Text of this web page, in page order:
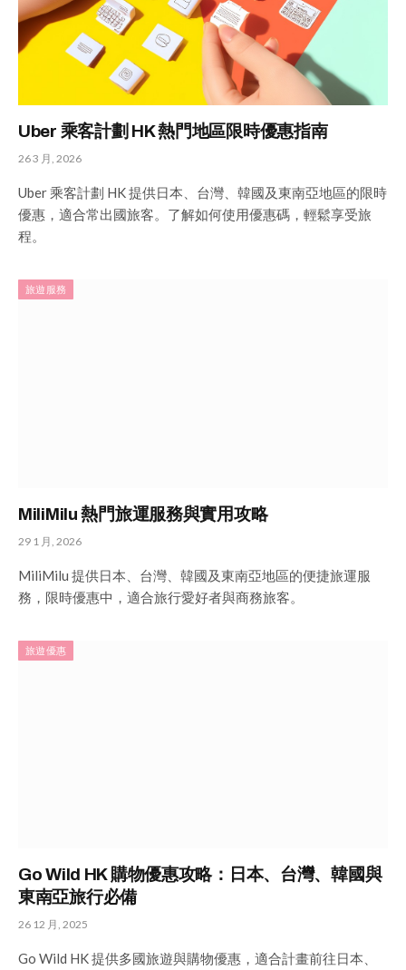
Uber 乘客計劃 HK 熱門地區限時優惠指南
26 3 月, 2026
Uber 乘客計劃 HK 提供日本、台灣、韓國及東南亞地區的限時
優惠，適合常出國旅客。了解如何使用優惠碼，輕鬆享受旅
程。
旅遊服務
MiliMilu 熱門旅運服務與實用攻略
29 1 月, 2026
MiliMilu 提供日本、台灣、韓國及東南亞地區的便捷旅運服
務，限時優惠中，適合旅行愛好者與商務旅客。
旅遊優惠
Go Wild HK 購物優惠攻略：日本、台灣、韓國與
東南亞旅行必備
26 12 月, 2025
Go Wild HK 提供多國旅遊與購物優惠，適合計畫前往日本、